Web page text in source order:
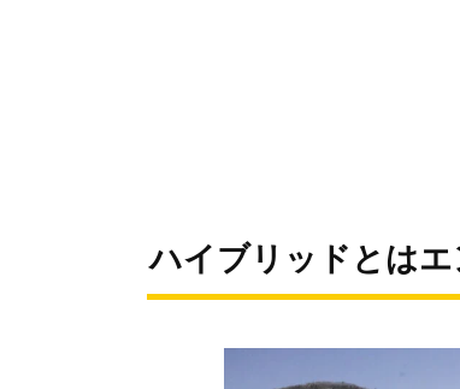
ハイブリッドとは